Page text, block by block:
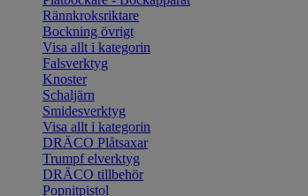
Rännkroksriktare
Bockning övrigt
Visa allt i kategorin
Falsverktyg
Knoster
Schaljärn
Smidesverktyg
Visa allt i kategorin
DRÄCO Plåtsaxar
Trumpf elverktyg
DRÄCO tillbehör
Popnitpistol